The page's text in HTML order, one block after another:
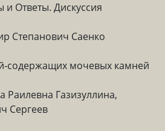
и Ответы. Дискуссия
Степанович Саенко
содержащих мочевых камней
Раилевна Газизуллина,
Сергеев